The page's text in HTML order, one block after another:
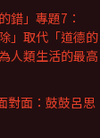
錯」專題7：
」取代「道德的
人類生活的最高
對面：鼓鼓呂思